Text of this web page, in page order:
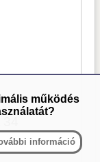
működés
információ